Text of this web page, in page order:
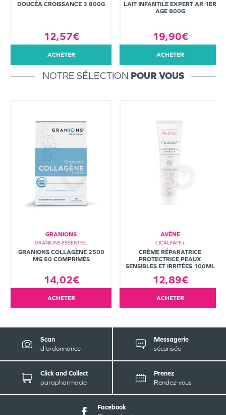
DOUCÉA CROISSANCE 3 800G
12,57€
ACHETER
LAIT INFANTILE EXPERT AR 1ER
AGE 800G
19,90€
ACHETER
NOTRE SÉLECTION POUR VOUS
GRANIONS
GRANIONS ESSENTIEL
GRANIONS COLLAGÈNE 2500
MG 60 COMPRIMÉS
14,02€
ACHETER
AVÈNE
CICALFATE+
CRÈME RÉPARATRICE
PROTECTRICE PEAUX
SENSIBLES ET IRRITÉES 100ML
12,89€
ACHETER
Scan
d'ordonnance
Messagerie
sécurisée
Click and Collect
parapharmacie
Prenez
Rendez-vous
Facebook